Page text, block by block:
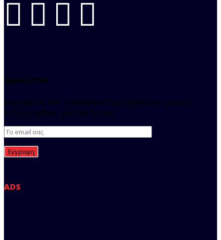
NEWSLETTER
Εγγραφείτε στο Newsletter του regista και μείνετε
ενημερωμένοι για όλα τα νέα.
ADS